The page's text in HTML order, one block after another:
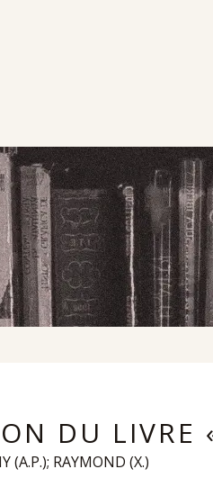
DU LIVRE
(A.P.); RAYMOND (X.)